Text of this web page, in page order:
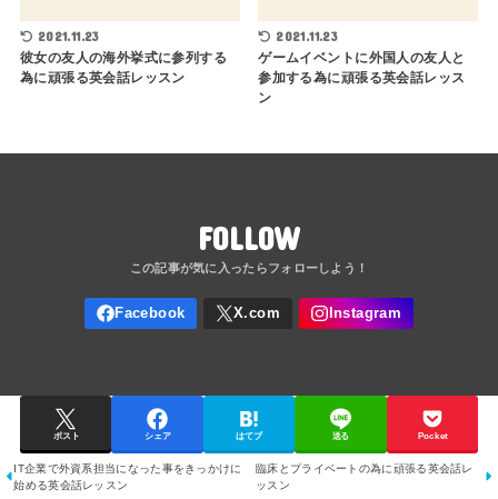
2021.11.23
彼女の友人の海外挙式に参列する
為に頑張る英会話レッスン
2021.11.23
ゲームイベントに外国人の友人と
参加する為に頑張る英会話レッス
ン
FOLLOW
ポスト シェア はてブ 送る Pocket
IT企業で外資系担当になった事をきっかけに
始める英会話レッスン
臨床とプライベートの為に頑張る英会話レ
ッスン